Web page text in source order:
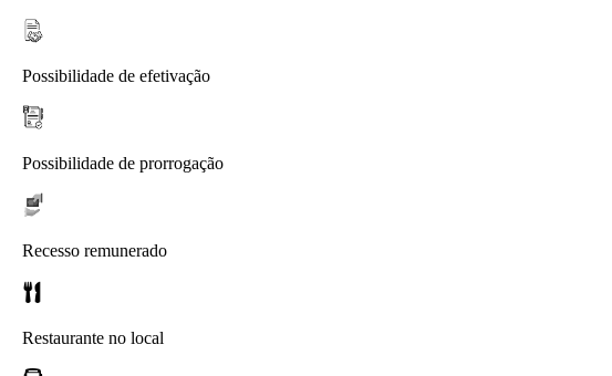
Possibilidade de efetivação
Possibilidade de prorrogação
Recesso remunerado
Restaurante no local